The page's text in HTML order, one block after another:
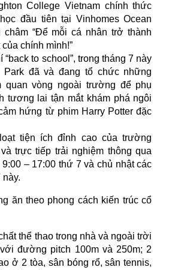
College Vietnam chính thức
đầu tiên tại Vinhomes Ocean
“Để mỗi cá nhân trở thành
chính mình!”
“back to school”, trong tháng 7 này
Park đã và đang tổ chức những
quan vòng ngoài trường để phụ
tương lai tận mắt khám phá ngôi
hứng từ phim Harry Potter đặc
tiện ích đỉnh cao của trường
trực tiếp trải nghiệm thông qua
– 17:00 thứ 7 và chủ nhật các
này.
ăn theo phong cách kiến trúc cổ
thể thao trong nhà và ngoài trời
đường pitch 100m và 250m; 2
ở 2 tòa, sân bóng rổ, sân tennis,